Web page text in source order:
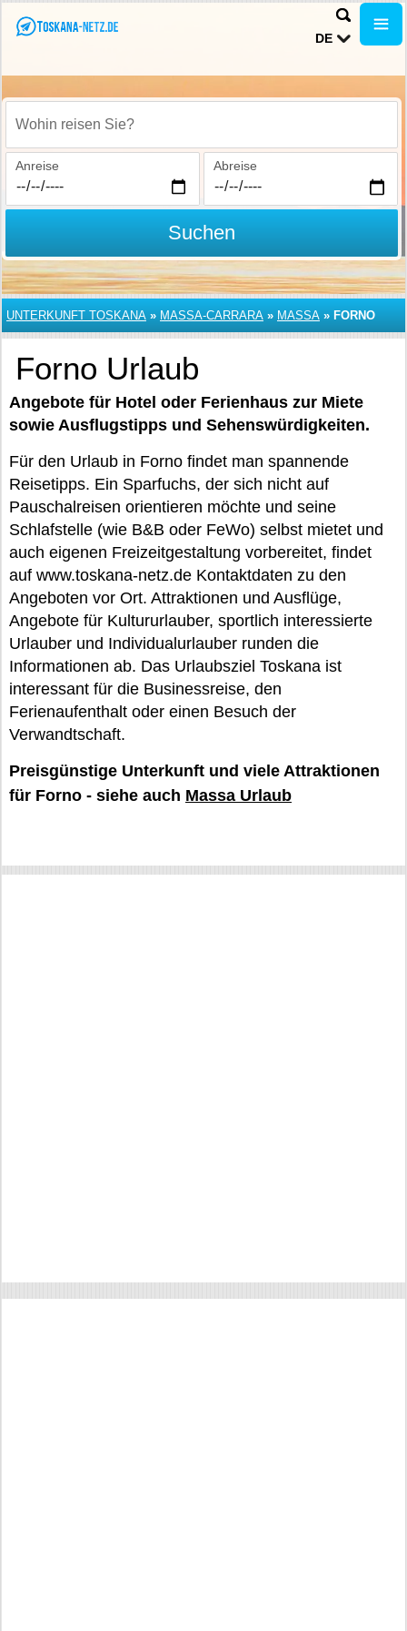
DE
Wohin reisen Sie?
Anreise Abreise
Suchen
UNTERKUNFT TOSKANA » MASSA-CARRARA » MASSA » FORNO
Forno Urlaub
Angebote für Hotel oder Ferienhaus zur Miete
sowie Ausflugstipps und Sehenswürdigkeiten.
Für den Urlaub in Forno findet man spannende
Reisetipps. Ein Sparfuchs, der sich nicht auf
Pauschalreisen orientieren möchte und seine
Schlafstelle (wie B&B oder FeWo) selbst mietet und
auch eigenen Freizeitgestaltung vorbereitet, findet
auf www.toskana-netz.de Kontaktdaten zu den
Angeboten vor Ort. Attraktionen und Ausflüge,
Angebote für Kultururlauber, sportlich interessierte
Urlauber und Individualurlauber runden die
Informationen ab. Das Urlaubsziel Toskana ist
interessant für die Businessreise, den
Ferienaufenthalt oder einen Besuch der
Verwandtschaft.
Preisgünstige Unterkunft und viele Attraktionen
für Forno - siehe auch Massa Urlaub